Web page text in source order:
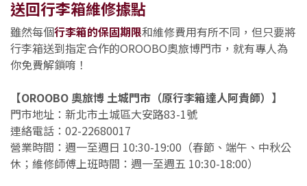
送回行李箱維修據點
雖然每個行李箱的保固期限和維修費用有所不同，但只要將
行李箱送到指定合作的OROOBO奧旅博門市，就有專人為
你免費解鎖唷！
【OROOBO 奧旅博 土城門市（原行李箱達人阿貴師）】
門市地址：新北市土城區大安路83-1號
連絡電話：02-22680017
營業時間：週一至週日 10:30-19:00（春節、端午、中秋公
休；維修師傅上班時間：週一至週五 10:30-18:00）